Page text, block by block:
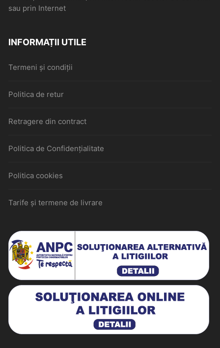
sau prin Internet
INFORMAȚII UTILE
Termeni și condiții
Politica de retur
Retragere din contract
Politica de Confidențialitate
Politica cookies
Tarife și termene de livrare